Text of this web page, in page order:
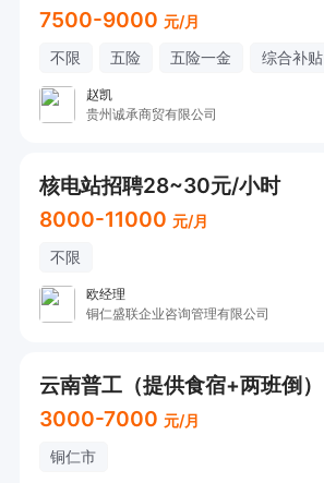
7500-9000 元/月
不限 五险 五险一金 综合补贴
赵凯
贵州诚承商贸有限公司
核电站招聘28~30元/小时
8000-11000 元/月
不限
欧经理
铜仁盛联企业咨询管理有限公司
云南普工（提供食宿+两班倒）
3000-7000 元/月
铜仁市